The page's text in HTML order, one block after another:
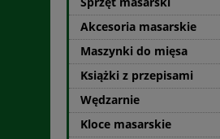
Akcesoria masarskie
Maszynki do mięsa
Książki z przepisami
Wędzarnie
Kloce masarskie